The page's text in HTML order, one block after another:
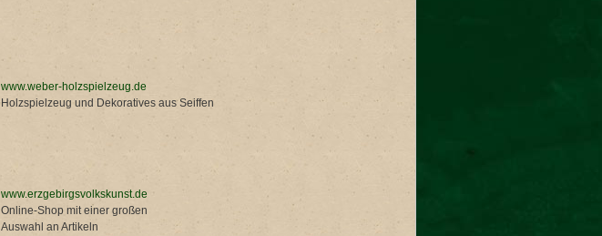
www.erzgebirgsvolkskunst.de
Online-Shop mit einer großen
Auswahl an Artikeln
www.weber-holzspielzeug.de
Holzspielzeug und Dekoratives aus Seiffen